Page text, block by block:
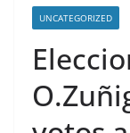
UNCATEGORIZED